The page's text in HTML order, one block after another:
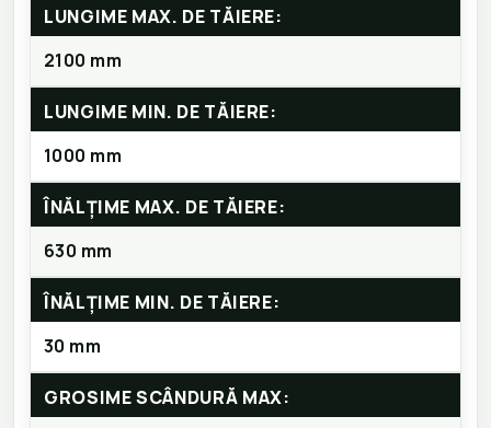
LUNGIME MAX. DE TĂIERE:
2100 mm
LUNGIME MIN. DE TĂIERE:
1000 mm
ÎNĂLȚIME MAX. DE TĂIERE:
630 mm
ÎNĂLȚIME MIN. DE TĂIERE:
30 mm
GROSIME SCÂNDURĂ MAX: